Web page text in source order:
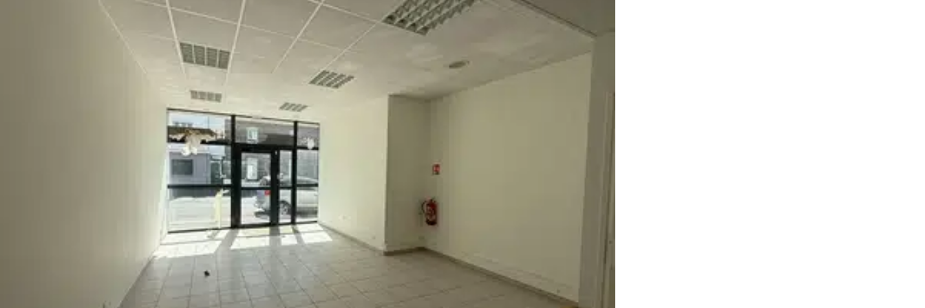
Honoraires 1650 euros TTC (honoraires de visite, rédaction de bail et établissement d'état des lieux).
Selon l'article L.561.5 du Code Monétaire et Financier, pour l'organisation de la visite, la présentation d'une pièce d'identité vous
Cette présente annonce a été rédigée sous la responsabilité éditoriale de conseiller immobilier indépendant sous portage
commerce (T) et Gestion immobilière (G) n°20 8 délivrée par la - Saint Nazaire. . -SMABTP - 89 rue de la Boétie, 75008 Paris -
n°28137 J pour 2 000 000 euros pour T et 120 000 euros pour G. Assurance responsabilité civile professionnelle par GALIAN-
Mandat réf : 457036 - Le professionnel garantit et sécurise votre projet immobilier.
(EI) Agent Commercial - Numéro RSAC : - .